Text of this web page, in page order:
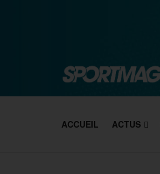
ACCUEIL ACTUS